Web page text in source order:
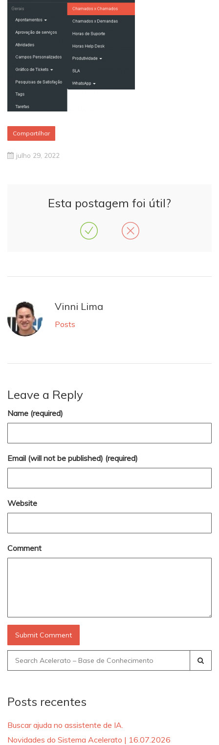
Compartilhar
julho 29, 2022
Esta postagem foi útil?
Vinni Lima
Posts
Leave a Reply
Name (required)
Email (will not be published) (required)
Website
Comment
Search
for:
Posts recentes
Buscar ajuda no assistente de IA.
Novidades do Sistema Acelerato | 16.07.2026